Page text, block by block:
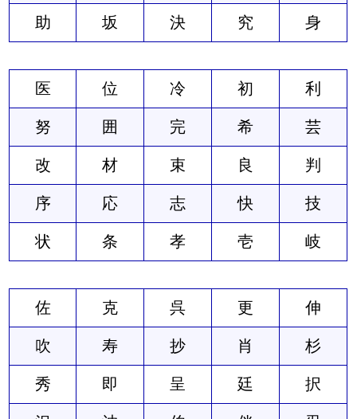
助 坂 決 究 身
医 位 冷 初 利
努 囲 完 希 芸
改 材 束 良 判
序 応 志 快 技
状 条 孝 壱 岐
佐 克 呉 更 伸
吹 寿 抄 肖 杉
秀 即 呈 廷 択